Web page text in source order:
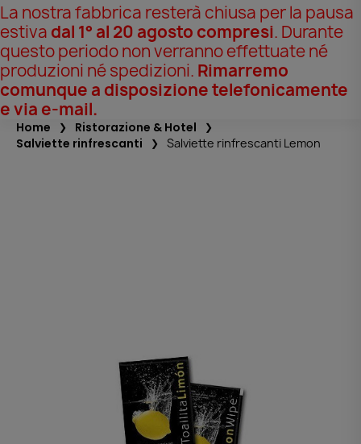
La nostra fabbrica resterà chiusa per la pausa
estiva dal 1° al 20 agosto compresi. Durante
questo periodo non verranno effettuate né
produzioni né spedizioni. Rimarremo
comunque a disposizione telefonicamente
e via e-mail.
Home
Ristorazione & Hotel
Salviette rinfrescanti
Salviette rinfrescanti Lemon